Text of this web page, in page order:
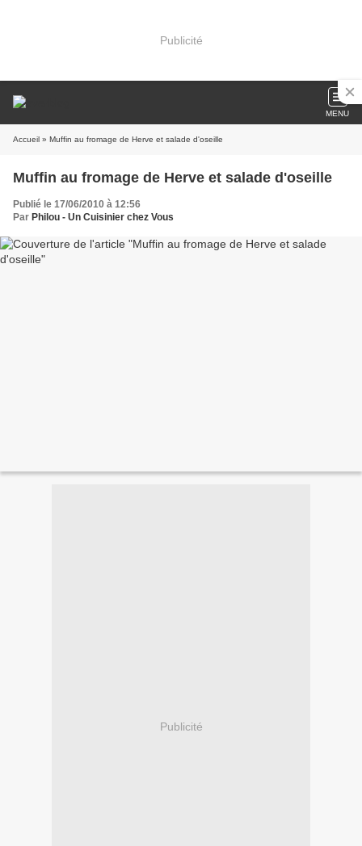
Publicité
MENU
Accueil » Muffin au fromage de Herve et salade d'oseille
Muffin au fromage de Herve et salade d'oseille
Publié le 17/06/2010 à 12:56
Par Philou - Un Cuisinier chez Vous
Publicité